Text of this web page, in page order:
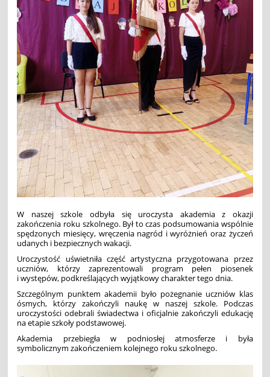
W naszej szkole odbyła się uroczysta akademia z okazji
zakończenia roku szkolnego. Był to czas podsumowania wspólnie
spędzonych miesięcy, wręczenia nagród i wyróżnień oraz życzeń
udanych i bezpiecznych wakacji.
Uroczystość uświetniła część artystyczna przygotowana przez
uczniów, którzy zaprezentowali program pełen piosenek
i występów, podkreślających wyjątkowy charakter tego dnia.
Szczególnym punktem akademii było pożegnanie uczniów klas
ósmych, którzy zakończyli naukę w naszej szkole. Podczas
uroczystości odebrali świadectwa i oficjalnie zakończyli edukację
na etapie szkoły podstawowej.
Akademia przebiegła w podniosłej atmosferze i była
symbolicznym zakończeniem kolejnego roku szkolnego.